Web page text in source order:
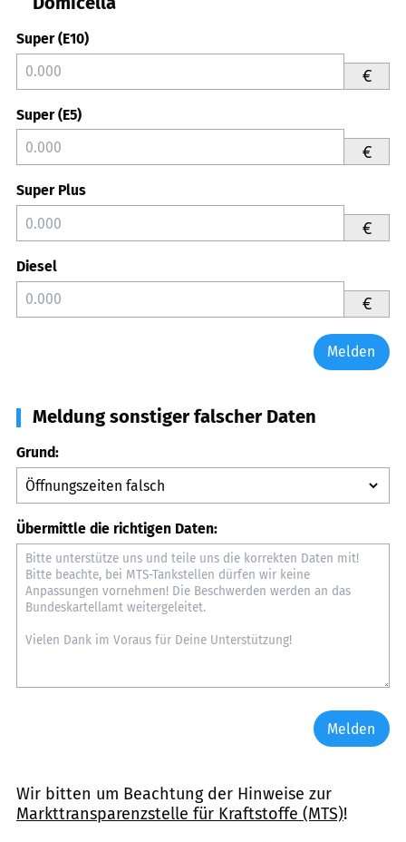
Super (E10)
€
Super (E5)
€
Super Plus
€
Diesel
€
Melden
Meldung sonstiger falscher Daten
Grund:
Übermittle die richtigen Daten:
Melden
Wir bitten um Beachtung der Hinweise zur
Markttransparenzstelle für Kraftstoffe (MTS)!